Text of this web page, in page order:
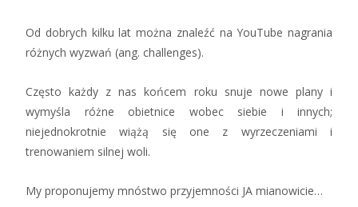
Od dobrych kilku lat można znaleźć na YouTube nagrania
różnych wyzwań (ang. challenges).
Często każdy z nas końcem roku snuje nowe plany i
wymyśla różne obietnice wobec siebie i innych;
niejednokrotnie wiążą się one z wyrzeczeniami i
trenowaniem silnej woli.
My proponujemy mnóstwo przyjemności JA mianowicie…